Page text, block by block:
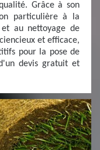
Grâce à son
particulière à la
au nettoyage de
et efficace,
pour la pose de
devis gratuit et